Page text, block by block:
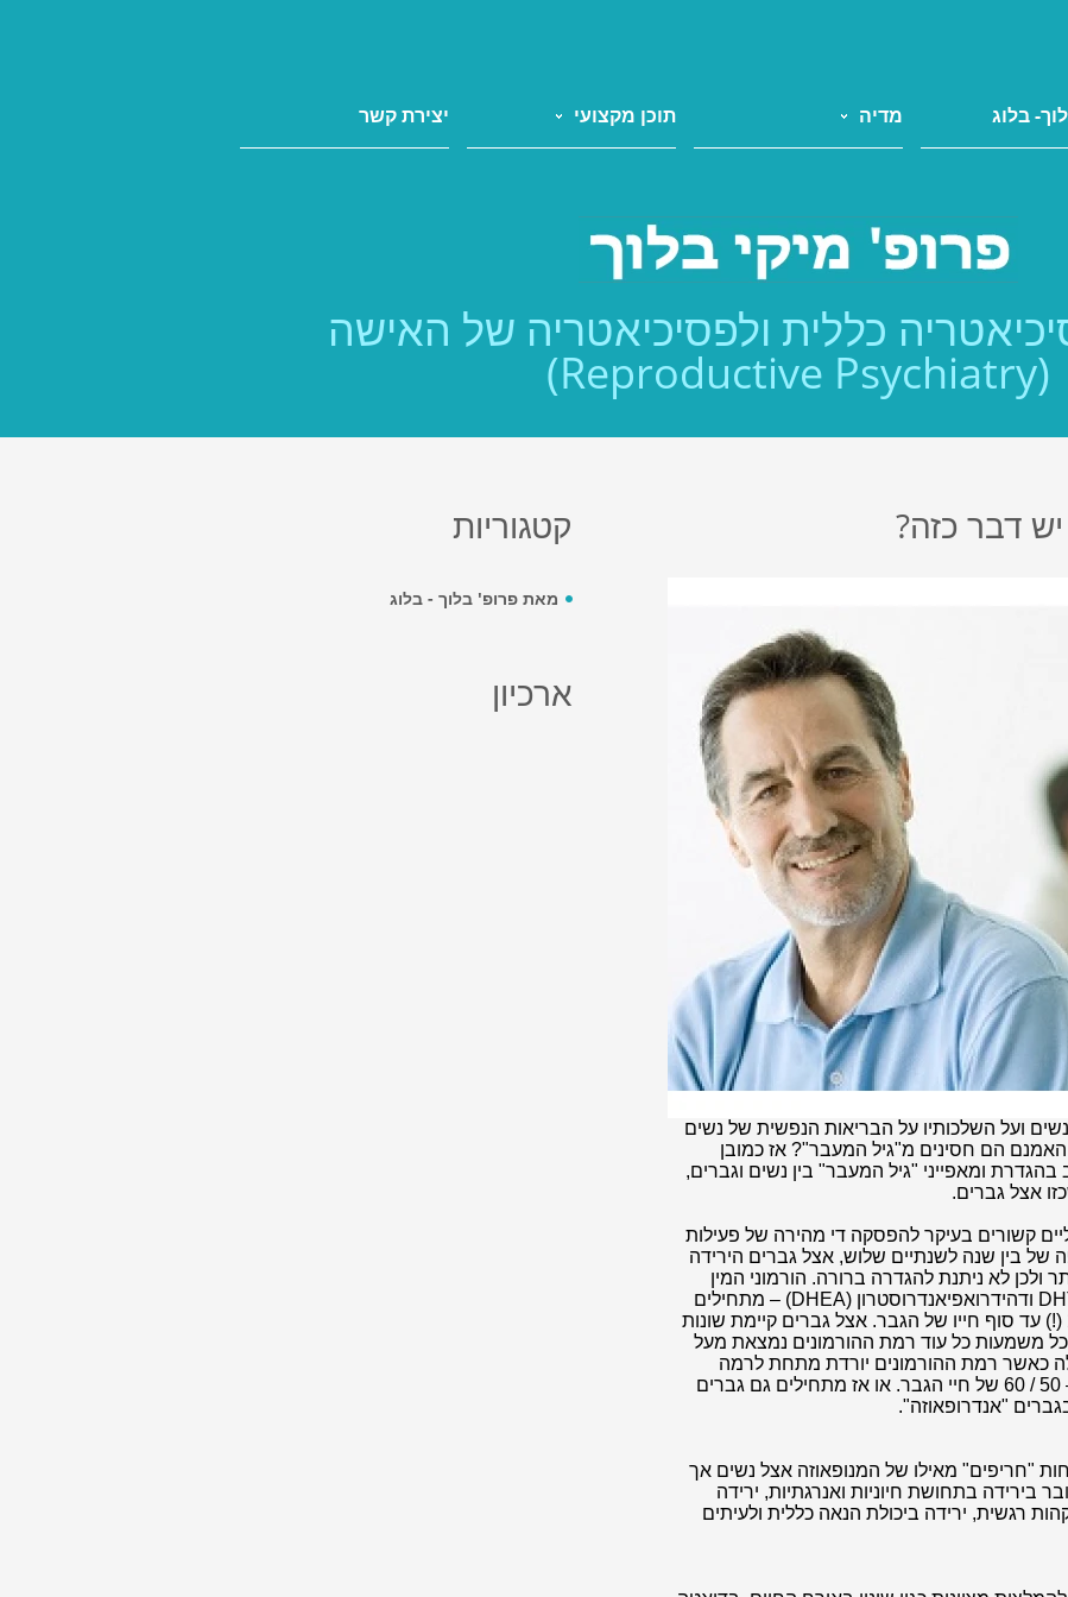
בלוג מדיה תוכן מקצועי יצירת קשר
כללית ולפסיכיאטריה של האישה
(Reproductive Psychiatry)
דבר כזה?
ועל השלכותיו על הבריאות הנפשית של נשים
הם חסינים מ"גיל המעבר"? אז כמובן
בהגדרת ומאפייני "גיל המעבר" בין נשים וגברים,
אצל גברים.
קשורים בעיקר להפסקה די מהירה של פעילות
בין שנה לשנתיים שלוש, אצל גברים הירידה
ולכן לא ניתנת להגדרה ברורה. הורמוני המין
העיקריים אצל גברים – טסטוסטרון, DHT ודהידרואפיאנדרוסטרון (DHEA) – מתחילים
לרדת בהדרה ובאופן די עקבי מגיל 18 (!) עד סוף חייו של הגבר. אצל גברים קיימת שונות
כל משמעות כל עוד רמת ההורמונים נמצאת מעל
כאשר רמת ההורמונים יורדת מתחת לרמה
הנחוצה, מצב שקורה לרוב בשנות ה – 50 / 60 של חיי הגבר. או אז מתחילים גם גברים
"אנדרופאוזה".
"חריפים" מאילו של המנופאוזה אצל נשים אך
בירידה בתחושת חיוניות ואנרגתיות, ירידה
רגשית, ירידה ביכולת הנאה כללית ולעיתים
קטגוריות
מאת פרופ' בלוך - בלוג
ארכיון